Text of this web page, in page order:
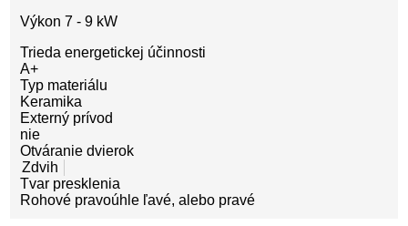
Výkon 7 - 9 kW
Trieda energetickej účinnosti
A+
Typ materiálu
Keramika
Externý prívod
nie
Otváranie dvierok
Zdvih
Tvar presklenia
Rohové pravoúhle ľavé, alebo pravé